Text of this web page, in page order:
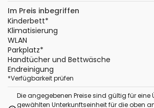
Im Preis inbegriffen
Kinderbett*
Klimatisierung
WLAN
Parkplatz*
Handtücher und Bettwäsche
Endreinigung
*Verfügbarkeit prüfen
Die angegebenen Preise sind gültig für
gewählten Unterkunftseinheit für die oben